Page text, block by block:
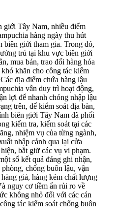
giới Tây Nam, nhiều điểm
hàng ngày thu hút
biên giới tham gia. Trong đó,
trú tại khu vực biên giới
mua bán, trao đổi hàng hóa
khăn cho công tác kiểm
địa điểm chứa hàng lậu
vẫn duy trì hoạt động,
lợi để nhanh chóng nhập lậu
trên, để kiểm soát địa bàn,
biên giới Tây Nam đã phối
kiểm tra, kiểm soát tại các
nhiệm vụ của từng ngành,
nhập cảnh qua lại cửa
bắt giữ các vụ vi phạm.
số kết quả đáng ghi nhận,
chống buôn lậu, vận
giả, hàng kém chất lượng
nguy cơ tiềm ẩn rủi ro về
không nhỏ đối với các cán
tác kiểm soát chống buôn